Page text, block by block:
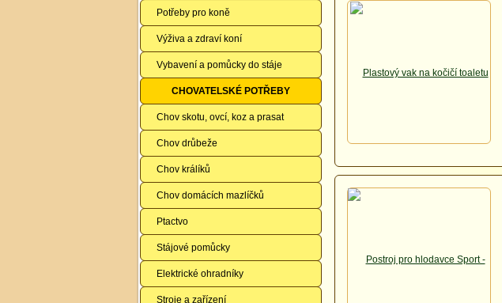
Potřeby pro koně
Výživa a zdraví koní
Vybavení a pomůcky do stáje
CHOVATELSKÉ POTŘEBY
Chov skotu, ovcí, koz a prasat
Chov drůbeže
Chov králíků
Chov domácích mazlíčků
Ptactvo
Stájové pomůcky
Elektrické ohradníky
Stroje a zařízení